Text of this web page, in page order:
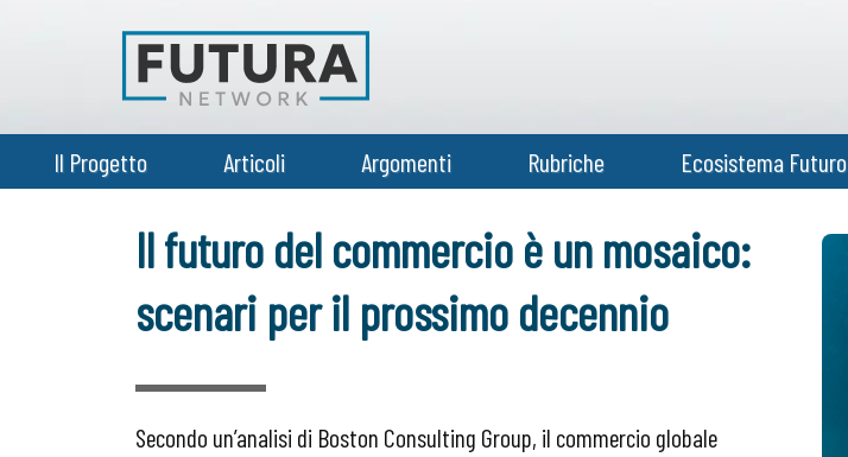
Il Progetto Articoli Argomenti Rubriche Ecosistema Futuro
Il futuro del commercio è un mosaico:
scenari per il prossimo decennio
Secondo un’analisi di Boston Consulting Group, il commercio globale